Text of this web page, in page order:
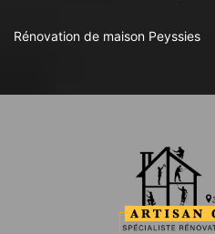
Rénovation de maison Peyssies